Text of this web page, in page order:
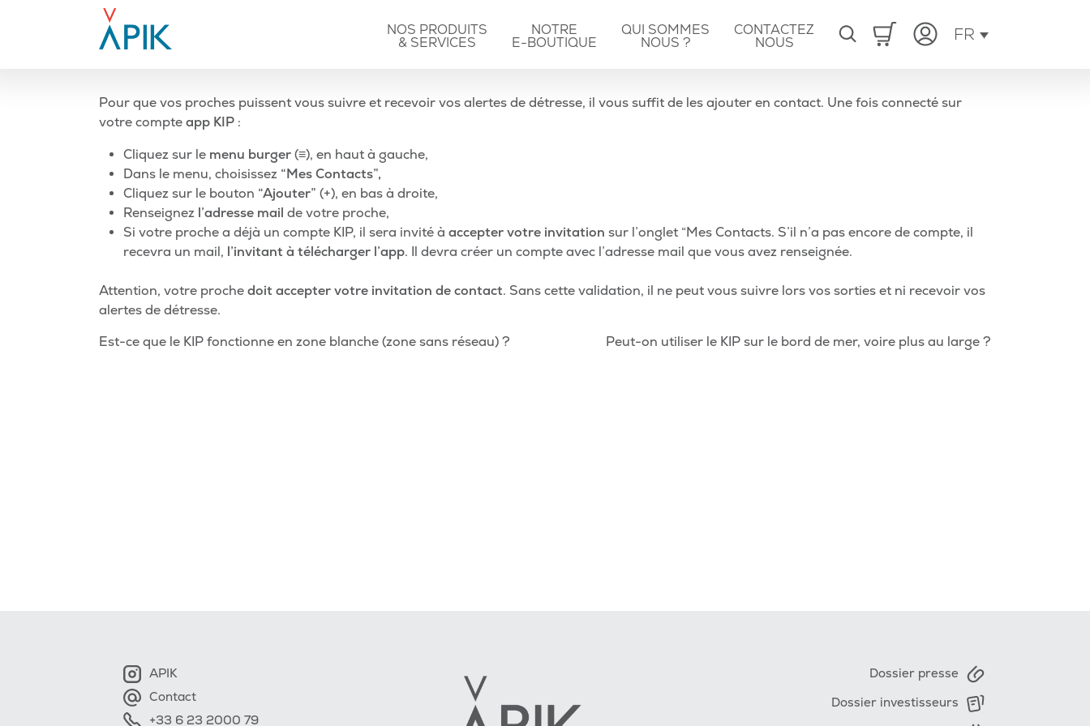
NOS PRODUITS
& SERVICES
NOTRE
E-BOUTIQUE
QUI SOMMES
NOUS ?
CONTACTEZ
NOUS
FR
Pour que vos proches puissent vous suivre et recevoir vos alertes de détresse, il vous suffit de les ajouter en contact. Une fois connecté sur
votre compte app KIP :
Cliquez sur le menu burger (≡), en haut à gauche,
Dans le menu, choisissez “Mes Contacts”,
Cliquez sur le bouton “Ajouter” (+), en bas à droite,
Renseignez l’adresse mail de votre proche,
Si votre proche a déjà un compte KIP, il sera invité à accepter votre invitation sur l’onglet “Mes Contacts. S’il n’a pas encore de compte, il
recevra un mail, l’invitant à télécharger l’app. Il devra créer un compte avec l’adresse mail que vous avez renseignée.
Attention, votre proche doit accepter votre invitation de contact. Sans cette validation, il ne peut vous suivre lors vos sorties et ni recevoir vos
alertes de détresse.
Navigation
Article
Est-ce que le KIP fonctionne en zone blanche (zone sans réseau) ? Peut-on utiliser le KIP sur le bord de mer, voire plus au large ?
APIK
Contact
+33 6 23 2000 79
Dossier presse
Dossier investisseurs